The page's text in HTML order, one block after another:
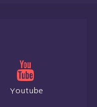
Youtube